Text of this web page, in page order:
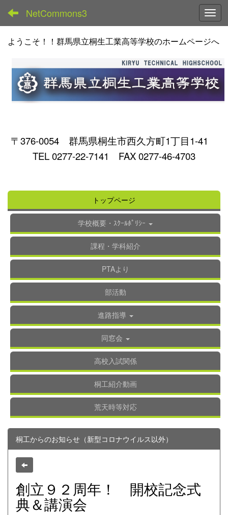
NetCommons3
ようこそ！！群馬県立桐生工業高等学校のホームページへ
〒376-0054 群馬県桐生市西久方町1丁目1-41
TEL 0277-22-7141 FAX 0277-46-4703
トップページ
学校概要・ｽｸｰﾙﾎﾟﾘｼｰ
課程・学科紹介
PTAより
部活動
進路指導
同窓会
高校入試関係
桐工紹介動画
荒天時等対応
桐工からのお知らせ（新型コロナウイルス以外）
創立９２周年！ 開校記念式
典＆講演会